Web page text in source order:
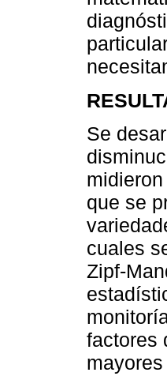
Se
que se
cuales
Zipf-
factores